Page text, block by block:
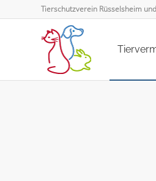
Tierschutzverein Rüsselsheim